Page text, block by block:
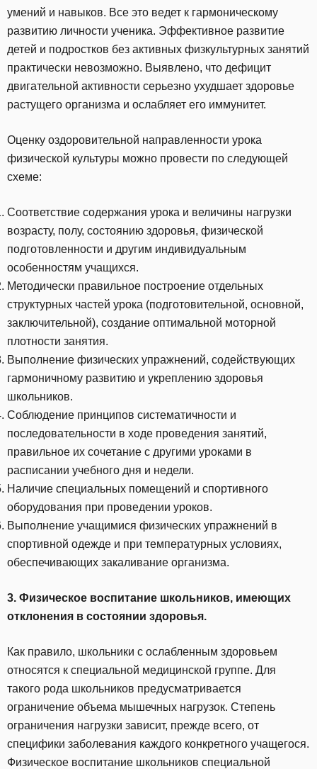
умений и навыков. Все это ведет к гармоническому
развитию личности ученика. Эффективное развитие
детей и подростков без активных физкультурных занятий
практически невозможно. Выявлено, что дефицит
двигательной активности серьезно ухудшает здоровье
растущего организма и ослабляет его иммунитет.
Оценку оздоровительной направленности урока
физической культуры можно провести по следующей
схеме:
Соответствие содержания урока и величины нагрузки
возрасту, полу, состоянию здоровья, физической
подготовленности и другим индивидуальным
особенностям учащихся.
Методически правильное построение отдельных
структурных частей урока (подготовительной, основной,
заключительной), создание оптимальной моторной
плотности занятия.
Выполнение физических упражнений, содействующих
гармоничному развитию и укреплению здоровья
школьников.
Соблюдение принципов систематичности и
последовательности в ходе проведения занятий,
правильное их сочетание с другими уроками в
расписании учебного дня и недели.
Наличие специальных помещений и спортивного
оборудования при проведении уроков.
Выполнение учащимися физических упражнений в
спортивной одежде и при температурных условиях,
обеспечивающих закаливание организма.
3. Физическое воспитание школьников, имеющих
отклонения в состоянии здоровья.
Как правило, школьники с ослабленным здоровьем
относятся к специальной медицинской группе. Для
такого рода школьников предусматривается
ограничение объема мышечных нагрузок. Степень
ограничения нагрузки зависит, прежде всего, от
специфики заболевания каждого конкретного учащегося.
Физическое воспитание школьников специальной